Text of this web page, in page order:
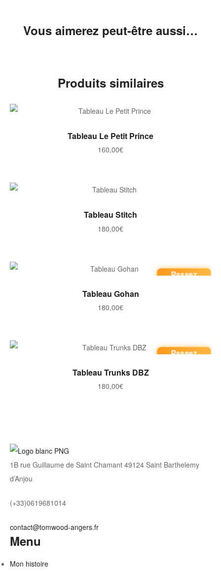
Vous aimerez peut-être aussi…
Produits similaires
AJOUTER AU PANIER
Tableau Le Petit Prince
160,00€
AJOUTER AU PANIER
Tableau Stitch
180,00€
Passez
AJOUTER AU PANIER
Tableau Gohan
180,00€
Passez
AJOUTER AU PANIER
Tableau Trunks DBZ
180,00€
1B rue Guillaume de Saint Chamant 49124 Saint Barthelemy
d’Anjou
(+33)0619681014
contact@tomwood-angers.fr
Menu
Mon histoire